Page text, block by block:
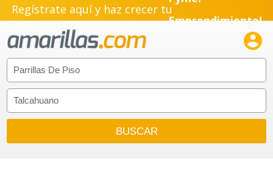
Regístrate aquí y haz crecer tuEmprendimiento!
